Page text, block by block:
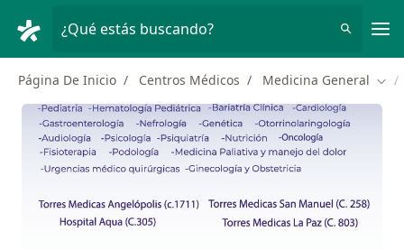
¿Qué estás buscando?
Página De Inicio Centros Médicos Medicina General